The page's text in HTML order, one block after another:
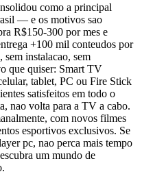
como a principal
— e os motivos sao
R$150-300 por mes e
+100 mil conteudos por
sem instalacao, sem
que quiser: Smart TV
tablet, PC ou Fire Stick
satisfeitos em todo o
nao volta para a TV a cabo.
com novos filmes
esportivos exclusivos. Se
pc, nao perca mais tempo
um mundo de